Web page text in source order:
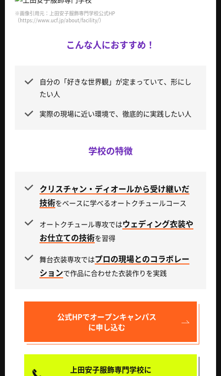
※画像引用元：上田安子服飾専門学校公式HP
（https://www.ucf.jp/about/facility/）
こんな人におすすめ！
自分の「好きな世界観」が定まっていて、形にし
たい人
実際の現場に近い環境で、徹底的に実践したい人
学校の特徴
クリスチャン・ディオールから受け継いだ
技術をベースに学べるオートクチュールコース
オートクチュール専攻ではウェディング衣装や
お仕立ての技術を習得
舞台衣装専攻ではプロの現場とのコラボレー
ションで作品に合わせた衣装作りを実践
公式HPでオープンキャンパス
に申し込む
上田安子服飾専門学校に